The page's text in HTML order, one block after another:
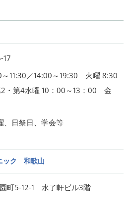
17
11:30／14:00～19:30 火曜 8:30
・第4水曜 10：00～13：00 金
、日祭日、学会等
ック 和歌山
町5-12-1 水了軒ビル3階